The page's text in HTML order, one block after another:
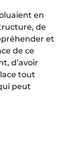
en
de
et
de ce
d’avoir
tout
peut